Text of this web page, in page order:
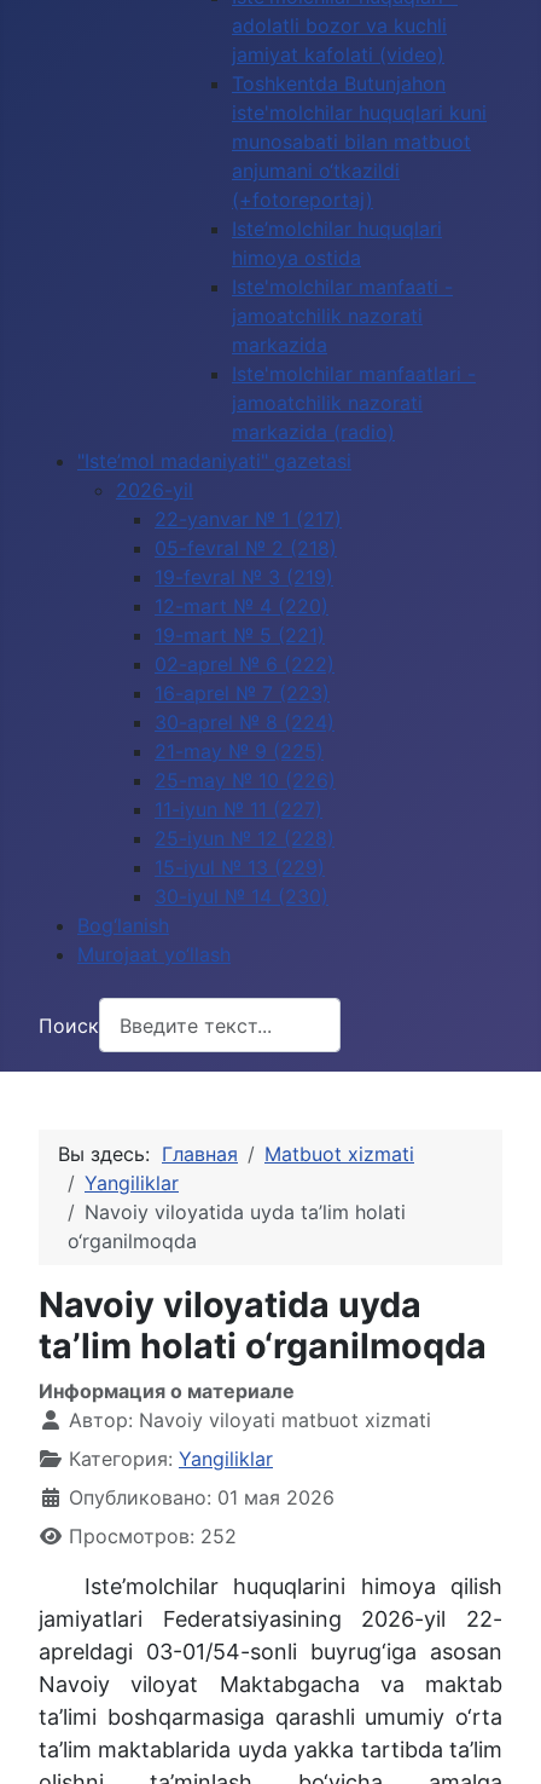
adolatli bozor va kuchli
jamiyat kafolati (video)
Toshkentda Butunjahon
iste'molchilar huquqlari kuni
munosabati bilan matbuot
anjumani o‘tkazildi
(+fotoreportaj)
Iste’molchilar huquqlari
himoya ostida
Iste'molchilar manfaati -
jamoatchilik nazorati
markazida
Iste'molchilar manfaatlari -
jamoatchilik nazorati
markazida (radio)
"Iste’mol madaniyati" gazetasi
2026-yil
22-yanvar № 1 (217)
05-fevral № 2 (218)
19-fevral № 3 (219)
12-mart № 4 (220)
19-mart № 5 (221)
02-aprel № 6 (222)
16-aprel № 7 (223)
30-aprel № 8 (224)
21-may № 9 (225)
25-may № 10 (226)
11-iyun № 11 (227)
25-iyun № 12 (228)
15-iyul № 13 (229)
30-iyul № 14 (230)
Bog‘lanish
Murojaat yo‘llash
Поиск
Вы здесь: Главная
Matbuot xizmati
Yangiliklar
Navoiy viloyatida uyda ta’lim holati
o‘rganilmoqda
Navoiy viloyatida uyda
ta’lim holati o‘rganilmoqda
Информация о материале
Автор: Navoiy viloyati matbuot xizmati
Категория: Yangiliklar
Опубликовано: 01 мая 2026
Просмотров: 252
Iste’molchilar huquqlarini himoya qilish
jamiyatlari Federatsiyasining 2026-yil 22-
apreldagi 03-01/54-sonli buyrug‘iga asosan
Navoiy viloyat Maktabgacha va maktab
ta’limi boshqarmasiga qarashli umumiy o‘rta
ta’lim maktablarida uyda yakka tartibda ta’lim